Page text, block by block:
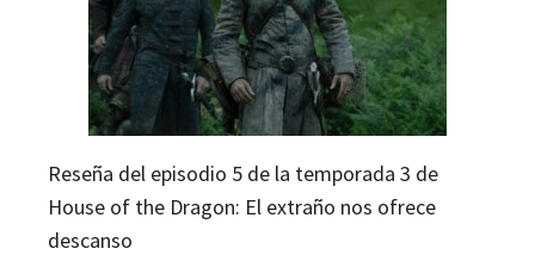
Reseña del episodio 5 de la temporada 3 de
House of the Dragon: El extraño nos ofrece
descanso